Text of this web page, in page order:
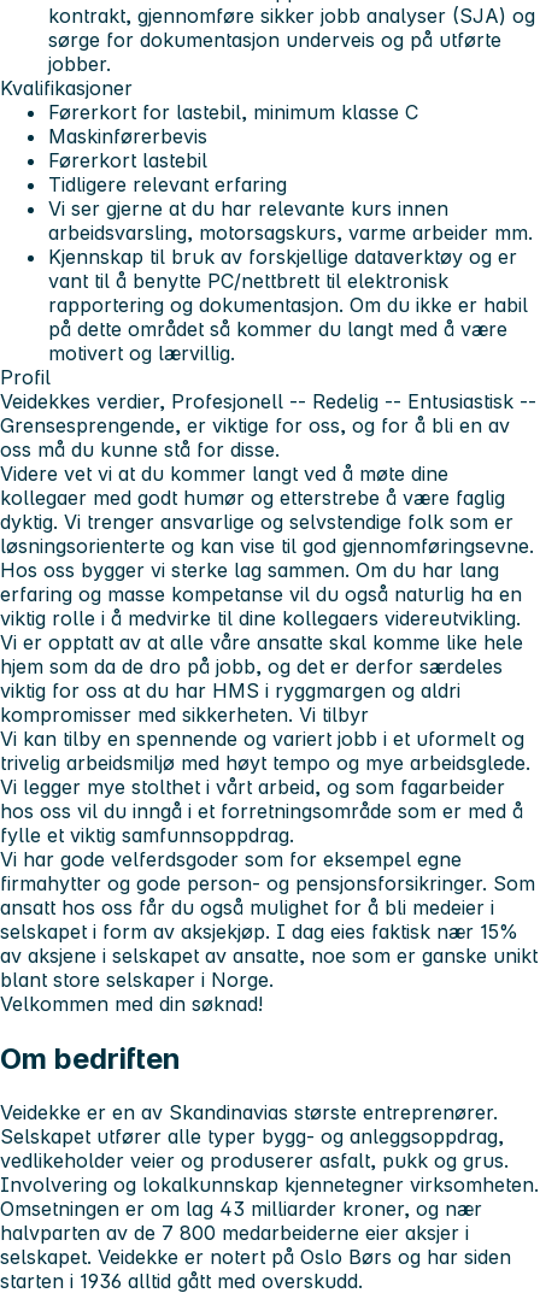
kontrakt, gjennomføre sikker jobb analyser (SJA) og
sørge for dokumentasjon underveis og på utførte
jobber.
Kvalifikasjoner
Førerkort for lastebil, minimum klasse C
Maskinførerbevis
Førerkort lastebil
Tidligere relevant erfaring
Vi ser gjerne at du har relevante kurs innen
arbeidsvarsling, motorsagskurs, varme arbeider mm.
Kjennskap til bruk av forskjellige dataverktøy og er
vant til å benytte PC/nettbrett til elektronisk
rapportering og dokumentasjon. Om du ikke er habil
på dette området så kommer du langt med å være
motivert og lærvillig.
Profil
Veidekkes verdier, Profesjonell -- Redelig -- Entusiastisk --
Grensesprengende, er viktige for oss, og for å bli en av
oss må du kunne stå for disse.
Videre vet vi at du kommer langt ved å møte dine
kollegaer med godt humør og etterstrebe å være faglig
dyktig. Vi trenger ansvarlige og selvstendige folk som er
løsningsorienterte og kan vise til god gjennomføringsevne.
Hos oss bygger vi sterke lag sammen. Om du har lang
erfaring og masse kompetanse vil du også naturlig ha en
viktig rolle i å medvirke til dine kollegaers videreutvikling.
Vi er opptatt av at alle våre ansatte skal komme like hele
hjem som da de dro på jobb, og det er derfor særdeles
viktig for oss at du har HMS i ryggmargen og aldri
kompromisser med sikkerheten. Vi tilbyr
Vi kan tilby en spennende og variert jobb i et uformelt og
trivelig arbeidsmiljø med høyt tempo og mye arbeidsglede.
Vi legger mye stolthet i vårt arbeid, og som fagarbeider
hos oss vil du inngå i et forretningsområde som er med å
fylle et viktig samfunnsoppdrag.
Vi har gode velferdsgoder som for eksempel egne
firmahytter og gode person- og pensjonsforsikringer. Som
ansatt hos oss får du også mulighet for å bli medeier i
selskapet i form av aksjekjøp. I dag eies faktisk nær 15%
av aksjene i selskapet av ansatte, noe som er ganske unikt
blant store selskaper i Norge.
Velkommen med din søknad!
Om bedriften
Veidekke er en av Skandinavias største entreprenører.
Selskapet utfører alle typer bygg- og anleggsoppdrag,
vedlikeholder veier og produserer asfalt, pukk og grus.
Involvering og lokalkunnskap kjennetegner virksomheten.
Omsetningen er om lag 43 milliarder kroner, og nær
halvparten av de 7 800 medarbeiderne eier aksjer i
selskapet. Veidekke er notert på Oslo Børs og har siden
starten i 1936 alltid gått med overskudd.